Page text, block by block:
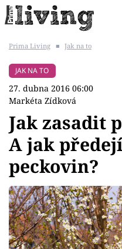
BYDLENÍ SLAVNÝCH
Témata
Bydlení
Zahrada
Design
Prima Living ■ Jak na to
JAK NA TO
27. dubna 2016 06:00
Markéta Zídková
Jak zasadit
A jak
peckovin?